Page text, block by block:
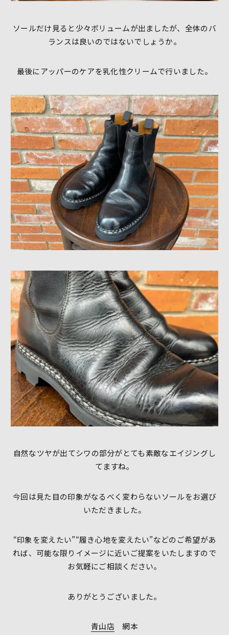
ソールだけ見ると少々ボリュームが出ましたが、全体のバ
ランスは良いのではないでしょうか。
最後にアッパーのケアを乳化性クリームで行いました。
自然なツヤが出てシワの部分がとても素敵なエイジングし
てますね。
今回は見た目の印象がなるべく変わらないソールをお選び
いただきました。
“印象を変えたい”“履き心地を変えたい”などのご希望があ
れば、可能な限りイメージに近いご提案をいたしますので
お気軽にご相談ください。
ありがとうございました。
青山店 網本